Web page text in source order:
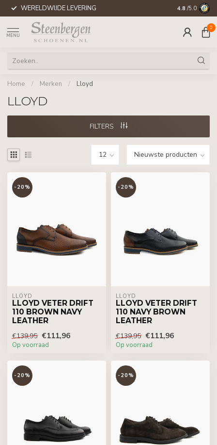
WERELDWIJDE LEVERING 4.8 /5.0
MENU
0
Home / Merken / Lloyd
LLOYD
FILTERS
-20%
LLOYD
LLOYD VETER DRIFT
110 BROWN NAVY
LEATHER
€139,95 €111,96
Op voorraad
-20%
LLOYD
LLOYD VETER DRIFT
110 NAVY BROWN
LEATHER
€139,95 €111,96
Op voorraad
-20% -20%